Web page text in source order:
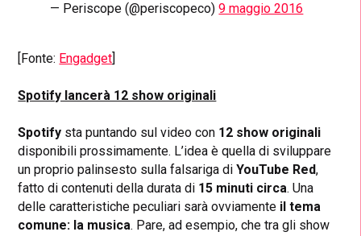
— Periscope (@periscopeco)9 maggio 2016
[Fonte: Engadget
Spotify lancerà 12 show originali
Spotify sta puntando sul video con 12 show originali
disponibili prossimamente. L’idea è quella di sviluppare
un proprio palinsesto sulla falsariga diYouTube Red,
fatto di contenuti della durata di 15 minuti circa. Una
delle caratteristiche peculiari sarà ovviamente il tema
comune: la musica. Pare, ad esempio, che tra gli show